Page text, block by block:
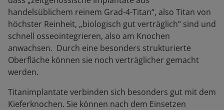
handelsüblichem reinem Grad-4-Titan“, also Titan von
höchster Reinheit, „biologisch gut verträglich“ sind und
schnell osseointegrieren, also am Knochen
anwachsen. Durch eine besonders strukturierte
Oberfläche können sie noch verträglicher gemacht
werden.
Titanimplantate verbinden sich besonders gut mit dem
Kieferknochen. Sie können nach dem Einsetzen